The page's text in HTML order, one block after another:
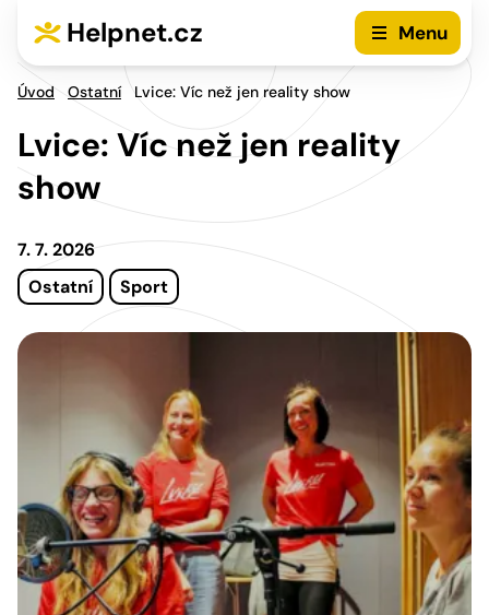
Helpnet.cz Menu
Úvod Ostatní Lvice: Víc než jen reality show
Lvice: Víc než jen reality
show
7. 7. 2026
Ostatní
Sport